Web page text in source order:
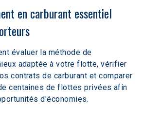
en carburant essentiel
évaluer la méthode de
adaptée à votre flotte, vérifier
contrats de carburant et comparer
centaines de flottes privées afin
d'économies.